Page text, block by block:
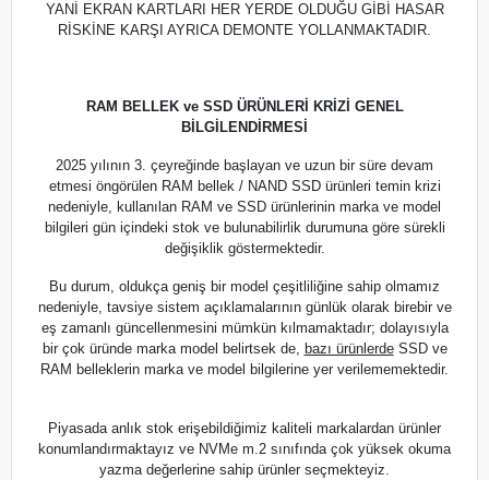
YANİ EKRAN KARTLARI HER YERDE OLDUĞU GİBİ HASAR
RİSKİNE KARŞI AYRICA DEMONTE YOLLANMAKTADIR.
RAM BELLEK ve SSD ÜRÜNLERİ KRİZİ GENEL
BİLGİLENDİRMESİ
2025 yılının 3. çeyreğinde başlayan ve uzun bir süre devam
etmesi öngörülen RAM bellek / NAND SSD ürünleri temin krizi
nedeniyle, kullanılan RAM ve SSD ürünlerinin marka ve model
bilgileri gün içindeki stok ve bulunabilirlik durumuna göre sürekli
değişiklik göstermektedir.
Bu durum, oldukça geniş bir model çeşitliliğine sahip olmamız
nedeniyle, tavsiye sistem açıklamalarının günlük olarak birebir ve
eş zamanlı güncellenmesini mümkün kılmamaktadır; dolayısıyla
bir çok üründe marka model belirtsek de, bazı ürünlerdeSSD ve
RAM belleklerin marka ve model bilgilerine yer verilememektedir.
Piyasada anlık stok erişebildiğimiz kaliteli markalardan ürünler
konumlandırmaktayız ve NVMe m.2 sınıfında çok yüksek okuma
yazma değerlerine sahip ürünler seçmekteyiz.